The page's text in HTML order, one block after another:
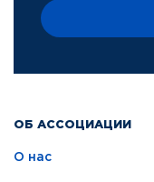
ОБ АССОЦИАЦИИ
О нас